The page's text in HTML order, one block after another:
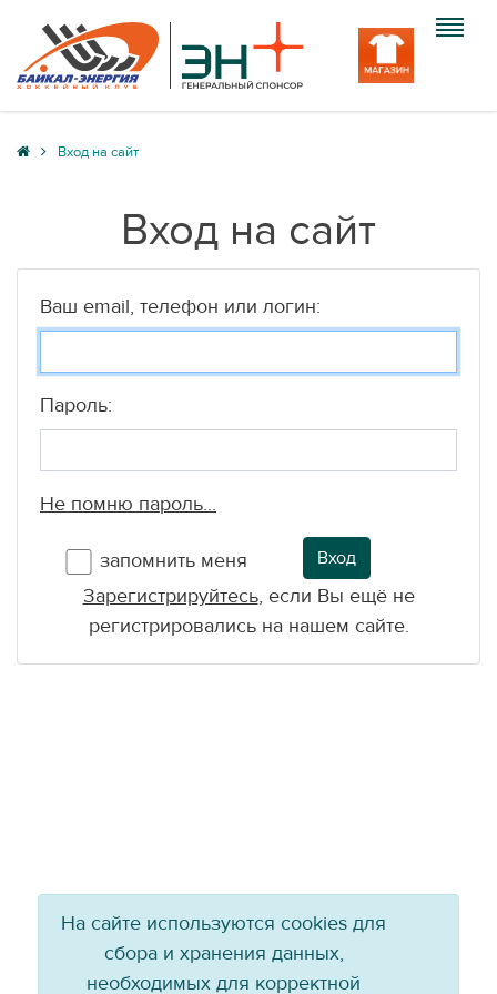
Клуб
Медиа
Вход на сайт
Вход на сайт
Ваш email, телефон или логин:
Пароль:
Не помню пароль...
запомнить меня Вход
Зарегистрируйтесь, если Вы ещё не
регистрировались на нашем сайте.
На сайте используются cookies для
сбора и хранения данных,
необходимых для корректной